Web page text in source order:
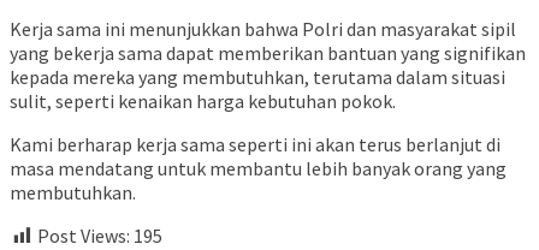
Kerja sama ini menunjukkan bahwa Polri dan masyarakat sipil
yang bekerja sama dapat memberikan bantuan yang signifikan
kepada mereka yang membutuhkan, terutama dalam situasi
sulit, seperti kenaikan harga kebutuhan pokok.
Kami berharap kerja sama seperti ini akan terus berlanjut di
masa mendatang untuk membantu lebih banyak orang yang
membutuhkan.
Post Views: 195